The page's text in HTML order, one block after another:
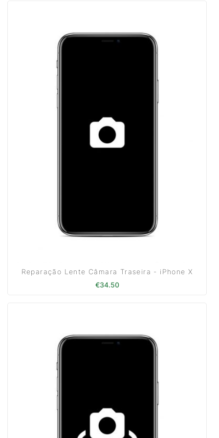
Reparação Lente Câmara Traseira - iPhone X
€34.50